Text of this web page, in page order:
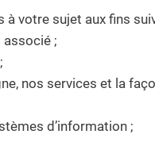
votre sujet aux fins
;
nos services et la
d’information ;